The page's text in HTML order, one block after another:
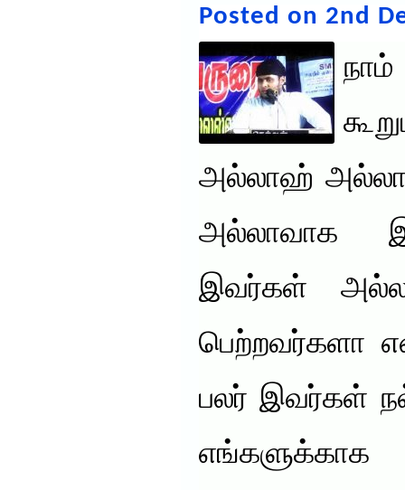
Posted on 2nd
அல்லாஹ்
அல்லாவாக
இவர்கள்
பெற்றவர்களா
பலர் இவர்கள்